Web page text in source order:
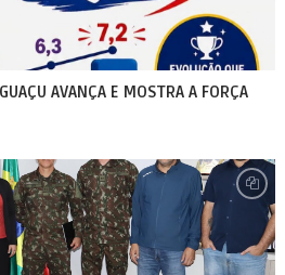
AVANÇA E MOSTRA A FORÇA